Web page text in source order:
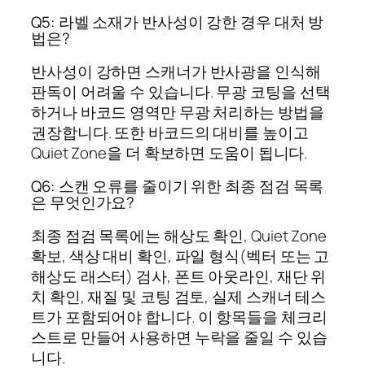
Q5: 라벨 소재가 반사성이 강한 경우 대처 방
법은?
반사성이 강하면 스캐너가 반사광을 인식해
판독이 어려울 수 있습니다. 무광 코팅을 선택
하거나 바코드 영역만 무광 처리하는 방법을
권장합니다. 또한 바코드의 대비를 높이고
Quiet Zone을 더 확보하면 도움이 됩니다.
Q6: 스캔 오류를 줄이기 위한 최종 점검 목록
은 무엇인가요?
최종 점검 목록에는 해상도 확인, Quiet Zone
확보, 색상 대비 확인, 파일 형식(벡터 또는 고
해상도 래스터) 검사, 폰트 아웃라인, 재단 위
치 확인, 재질 및 코팅 검토, 실제 스캐너 테스
트가 포함되어야 합니다. 이 항목들을 체크리
스트로 만들어 사용하면 누락을 줄일 수 있습
니다.